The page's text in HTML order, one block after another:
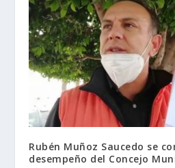
Rubén Muñoz Saucedo se
desempeño del Concejo